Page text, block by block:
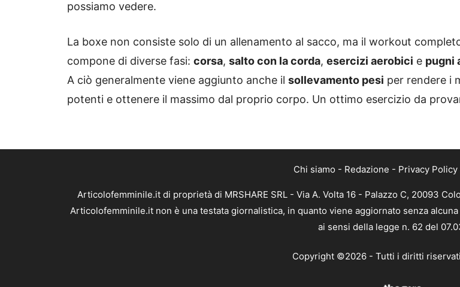
possiamo vedere.
La boxe non consiste solo di un allenamento al sacco, ma il workout
compone di diverse fasi: corsa, salto con la corda, esercizi aerobici e pugni
A ciò generalmente viene aggiunto anche il sollevamento pesi per rendere i
potenti e ottenere il massimo dal proprio corpo. Un ottimo esercizio da
Chi siamo - Redazione - Privacy Policy
Articolofemminile.it di proprietà di MRSHARE SRL - Via A. Volta 16 - Palazzo C, 20093
Articolofemminile.it non è una testata giornalistica, in quanto viene aggiornato senza
ai sensi della legge n. 62 del
Copyright ©2026 - Tutti i diritti